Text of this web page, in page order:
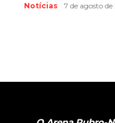
Notícias 7 de agosto